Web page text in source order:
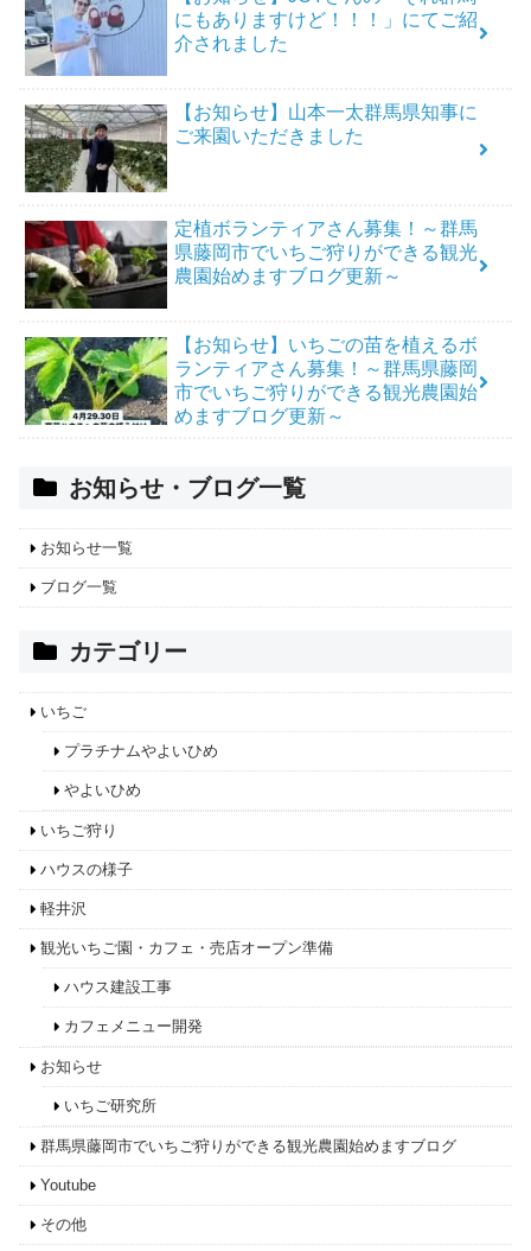
にもありますけど！！！」にてご紹
介されました
【お知らせ】山本一太群馬県知事に
ご来園いただきました
定植ボランティアさん募集！～群馬
県藤岡市でいちご狩りができる観光
農園始めますブログ更新～
【お知らせ】いちごの苗を植えるボ
ランティアさん募集！～群馬県藤岡
市でいちご狩りができる観光農園始
めますブログ更新～
お知らせ・ブログ一覧
お知らせ一覧
ブログ一覧
カテゴリー
いちご
プラチナムやよいひめ
やよいひめ
いちご狩り
ハウスの様子
軽井沢
観光いちご園・カフェ・売店オープン準備
ハウス建設工事
カフェメニュー開発
お知らせ
いちご研究所
群馬県藤岡市でいちご狩りができる観光農園始めますブログ
Youtube
その他